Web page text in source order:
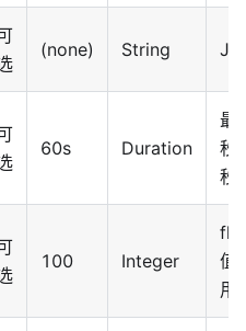
(none) String
60s Duration
最
秒
秒
100 Integer
值
用